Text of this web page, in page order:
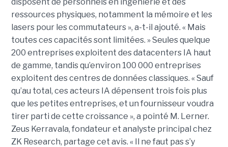
ressources physiques, notamment la mémoire et les
lasers pour les commutateurs », a-t-il ajouté. « Mais
toutes ces capacités sont limitées. » Seules quelque
200 entreprises exploitent des datacenters IA haut
de gamme, tandis qu’environ 100 000 entreprises
exploitent des centres de données classiques. « Sauf
qu’au total, ces acteurs IA dépensent trois fois plus
que les petites entreprises, et un fournisseur voudra
tirer parti de cette croissance », a pointé M. Lerner.
Zeus Kerravala, fondateur et analyste principal chez
ZK Research, partage cet avis. « Il ne faut pas s’y